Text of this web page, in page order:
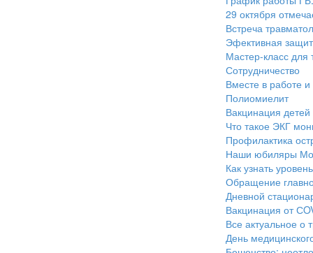
29 октября
Встреча
Эфективная
Мастер-класс для
Сотрудничество
Вместе в работе и
Полиомиелит
Вакцинация детей
Что такое ЭКГ
Профилактика
Наши юбиляры
Как узнать
Обращение
Дневной
Вакцинация от
Все актуальное о
День